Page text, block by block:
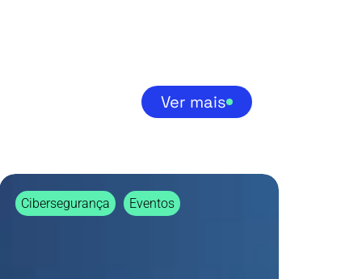
Ver mais
Cibersegurança Eventos